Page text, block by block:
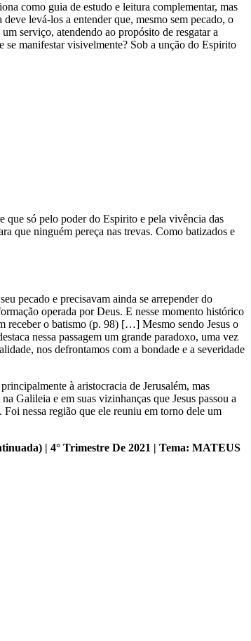
como guia de estudo e leitura complementar, mas
levá-los a entender que, mesmo sem pecado, o
serviço, atendendo ao propósito de resgatar a
se manifestar visivelmente? Sob a unção do Espirito
que só pelo poder do Espirito e pela vivência das
que ninguém pereça nas trevas. Como batizados e
pecado e precisavam ainda se arrepender do
operada por Deus. E nesse momento histórico
receber o batismo (p. 98) […] Mesmo sendo Jesus o
nessa passagem um grande paradoxo, uma vez
nos defrontamos com a bondade e a severidade
à aristocracia de Jerusalém, mas
Galileia e em suas vizinhanças que Jesus passou a
nessa região que ele reuniu em torno dele um
| 4° Trimestre De 2021 | Tema: MATEUS